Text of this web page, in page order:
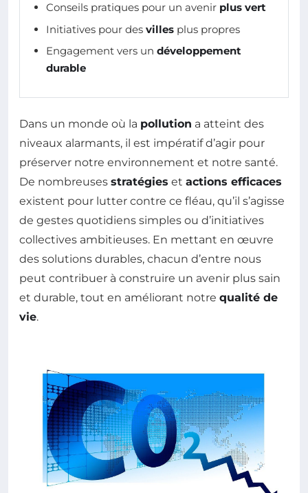
Conseils pratiques pour un avenir plus vert
Initiatives pour des villes plus propres
Engagement vers un développement
durable
Dans un monde où la pollution a atteint des
niveaux alarmants, il est impératif d’agir pour
préserver notre environnement et notre santé.
De nombreuses stratégies et actions efficaces
existent pour lutter contre ce fléau, qu’il s’agisse
de gestes quotidiens simples ou d’initiatives
collectives ambitieuses. En mettant en œuvre
des solutions durables, chacun d’entre nous
peut contribuer à construire un avenir plus sain
et durable, tout en améliorant notre qualité de
vie.